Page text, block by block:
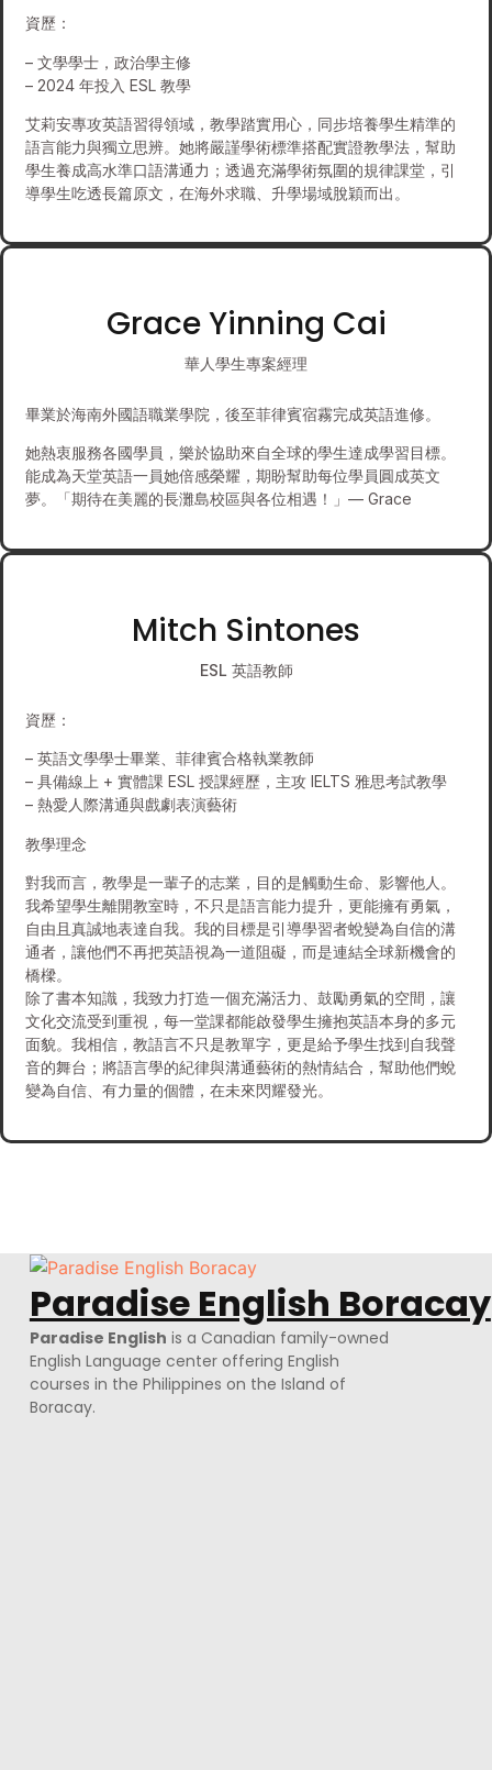
資歷：
– 文學學士，政治學主修
– 2024 年投入 ESL 教學
艾莉安專攻英語習得領域，教學踏實用心，同步培養學生精準的
語言能力與獨立思辨。她將嚴謹學術標準搭配實證教學法，幫助
學生養成高水準口語溝通力；透過充滿學術氛圍的規律課堂，引
導學生吃透長篇原文，在海外求職、升學場域脫穎而出。
Grace Yinning Cai
華人學生專案經理
畢業於海南外國語職業學院，後至菲律賓宿霧完成英語進修。
她熱衷服務各國學員，樂於協助來自全球的學生達成學習目標。
能成為天堂英語一員她倍感榮耀，期盼幫助每位學員圓成英文
夢。「期待在美麗的長灘島校區與各位相遇！」— Grace
Mitch Sintones
ESL 英語教師
資歷：
– 英語文學學士畢業、菲律賓合格執業教師
– 具備線上 + 實體課 ESL 授課經歷，主攻 IELTS 雅思考試教學
– 熱愛人際溝通與戲劇表演藝術
教學理念
對我而言，教學是一輩子的志業，目的是觸動生命、影響他人。
我希望學生離開教室時，不只是語言能力提升，更能擁有勇氣，
自由且真誠地表達自我。我的目標是引導學習者蛻變為自信的溝
通者，讓他們不再把英語視為一道阻礙，而是連結全球新機會的
橋樑。
除了書本知識，我致力打造一個充滿活力、鼓勵勇氣的空間，讓
文化交流受到重視，每一堂課都能啟發學生擁抱英語本身的多元
面貌。我相信，教語言不只是教單字，更是給予學生找到自我聲
音的舞台；將語言學的紀律與溝通藝術的熱情結合，幫助他們蛻
變為自信、有力量的個體，在未來閃耀發光。
Paradise English Boracay
Paradise English is a Canadian family-owned
English Language center offering English
courses in the Philippines on the Island of
Boracay.